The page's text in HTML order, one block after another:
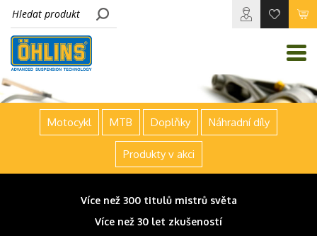
Motocykl MTB Doplňky Náhradní díly
Produkty v akci
Více než 300 titulů mistrů světa
Více než 30 let zkušeností